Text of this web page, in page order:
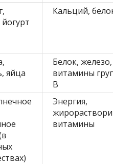
Кальций,
яйца
Белок, железо,
витамины
B
Энергия,
витамины